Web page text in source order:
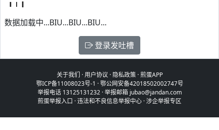
数据加载中...BIU...BIU...BIU...
登录发吐槽
关于我们 ·用户协议 · 隐私政策·煎蛋APP
鄂ICP备11008023号-1 ·鄂公网安备42018502002747号
举报电话 13125131232 · 举报邮箱 jubao@jandan.com
煎蛋举报入口 ·违法和不良信息举报中心 ·涉企举报专区